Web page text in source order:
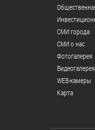
СМИ города
СМИ о нас
Фотогалерея
Видеогалерея
WEB-камеры
Карта